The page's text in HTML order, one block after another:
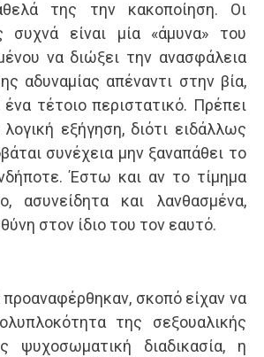
της την κακοποίηση. Οι
συχνά είναι μία «άμυνα» του
να διώξει την ανασφάλεια
αδυναμίας απέναντι στην βία,
ένα τέτοιο περιστατικό. Πρέπει
εξήγηση, διότι ειδάλλως
συνέχεια μην ξαναπάθει το
Έστω και αν το τίμημα
ασυνείδητα και λανθασμένα,
στον ίδιο του τον εαυτό.
προαναφέρθηκαν, σκοπό είχαν να
της σεξουαλικής
ψυχοσωματική διαδικασία, η